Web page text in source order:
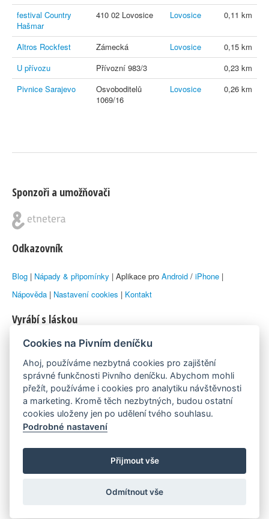
festival Country
Hašmar
410 02 Lovosice Lovosice 0,11 km
Altros Rockfest Zámecká Lovosice
0,15 km
U přívozu
Přívozní 983/3
0,23 km
Pivnice Sarajevo
Osvoboditelů
1069/16
Lovosice 0,26 km
Sponzoři a umožňovači
Odkazovník
Blog | Nápady & připomínky | Aplikace pro Android / iPhone |
Nápověda | Nastavení cookies | Kontakt
Vyrábí s láskou
© 2010–2026 byLukáš Zemanaka Emka
Máme rádi
Pivní.info
Poznámka pod čarou
Pivní deníček je nezávislý zdroj, který není spjat s žádným
konkrétním pivovarem ani restaurací. Názory uživatelů nemusí nutně
reprezentovat názory tvůrců Deníčku.
Cookies na Pivním deníčku
Ahoj, používáme nezbytná cookies pro zajištění
správné funkčnosti Pivního deníčku. Abychom mohli
přežít, používáme i cookies pro analytiku návštěvnosti
a marketing. Kromě těch nezbytných, budou ostatní
cookies uloženy jen po udělení tvého souhlasu.
Podrobné nastavení
Přijmout vše
Odmítnout vše